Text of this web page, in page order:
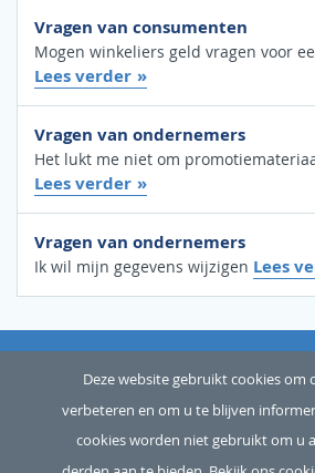
Vragen van consumenten
Mogen winkeliers geld vragen voor
Lees verder
Vragen van ondernemers
Het lukt me niet om
Lees verder
Vragen van ondernemers
Ik wil mijn gegevens wijzigen Lees
Copyright © 2026 Betaalvereniging
OVER ONS SITEMAP
DISCLAIMER
Deze website gebruikt cookies om
verbeteren en om u te blijven
cookies worden niet gebruikt om u